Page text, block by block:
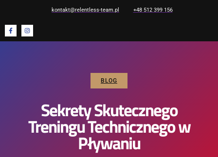
kontakt@relentless-team.pl +48 512 399 156
BLOG
Sekrety Skutecznego
Treningu Technicznego w
Pływaniu